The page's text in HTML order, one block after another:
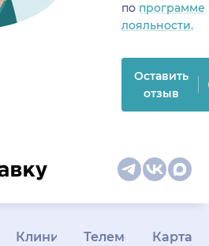
по программе
лояльности.
Оставить
отзыв
КлиникамТелемедицина
Карта